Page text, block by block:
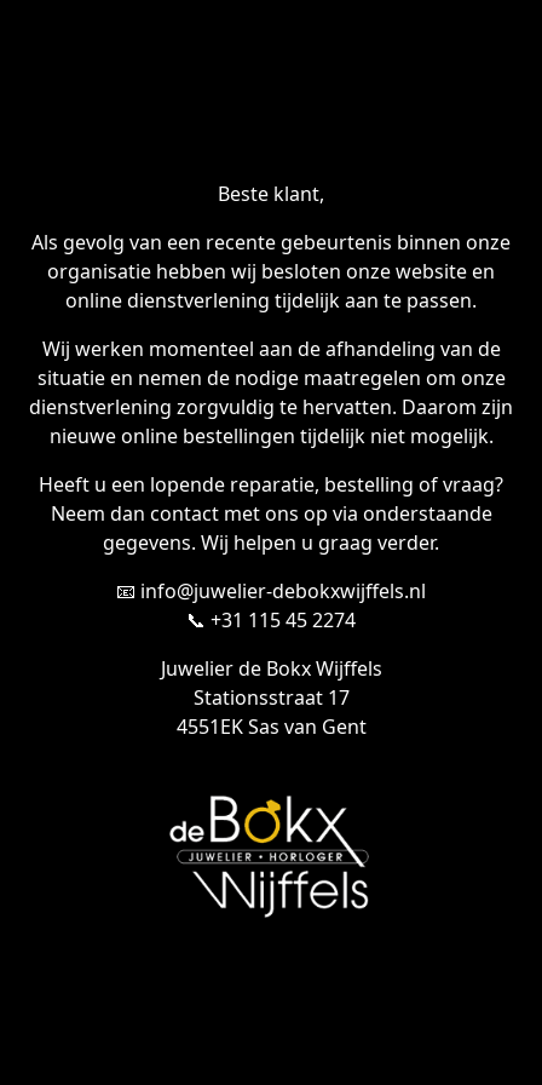
Beste klant,
Als gevolg van een recente gebeurtenis binnen onze
organisatie hebben wij besloten onze website en
online dienstverlening tijdelijk aan te passen.
Wij werken momenteel aan de afhandeling van de
situatie en nemen de nodige maatregelen om onze
dienstverlening zorgvuldig te hervatten. Daarom zijn
nieuwe online bestellingen tijdelijk niet mogelijk.
Heeft u een lopende reparatie, bestelling of vraag?
Neem dan contact met ons op via onderstaande
gegevens. Wij helpen u graag verder.
📧 info@juwelier-debokxwijffels.nl
📞 +31 115 45 2274
Juwelier de Bokx Wijffels
Stationsstraat 17
4551EK Sas van Gent